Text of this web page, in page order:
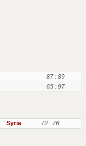
87 : 89
65 : 97
Syria 72 : 76